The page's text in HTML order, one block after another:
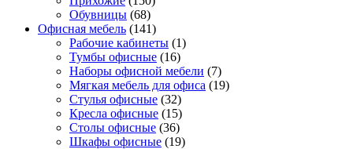
Обувницы (68)
Офисная мебель (141)
Рабочие кабинеты (1)
Тумбы офисные (16)
Наборы офисной мебели (7)
Мягкая мебель для офиса (19)
Стулья офисные (32)
Кресла офисные (15)
Столы офисные (36)
Шкафы офисные (19)